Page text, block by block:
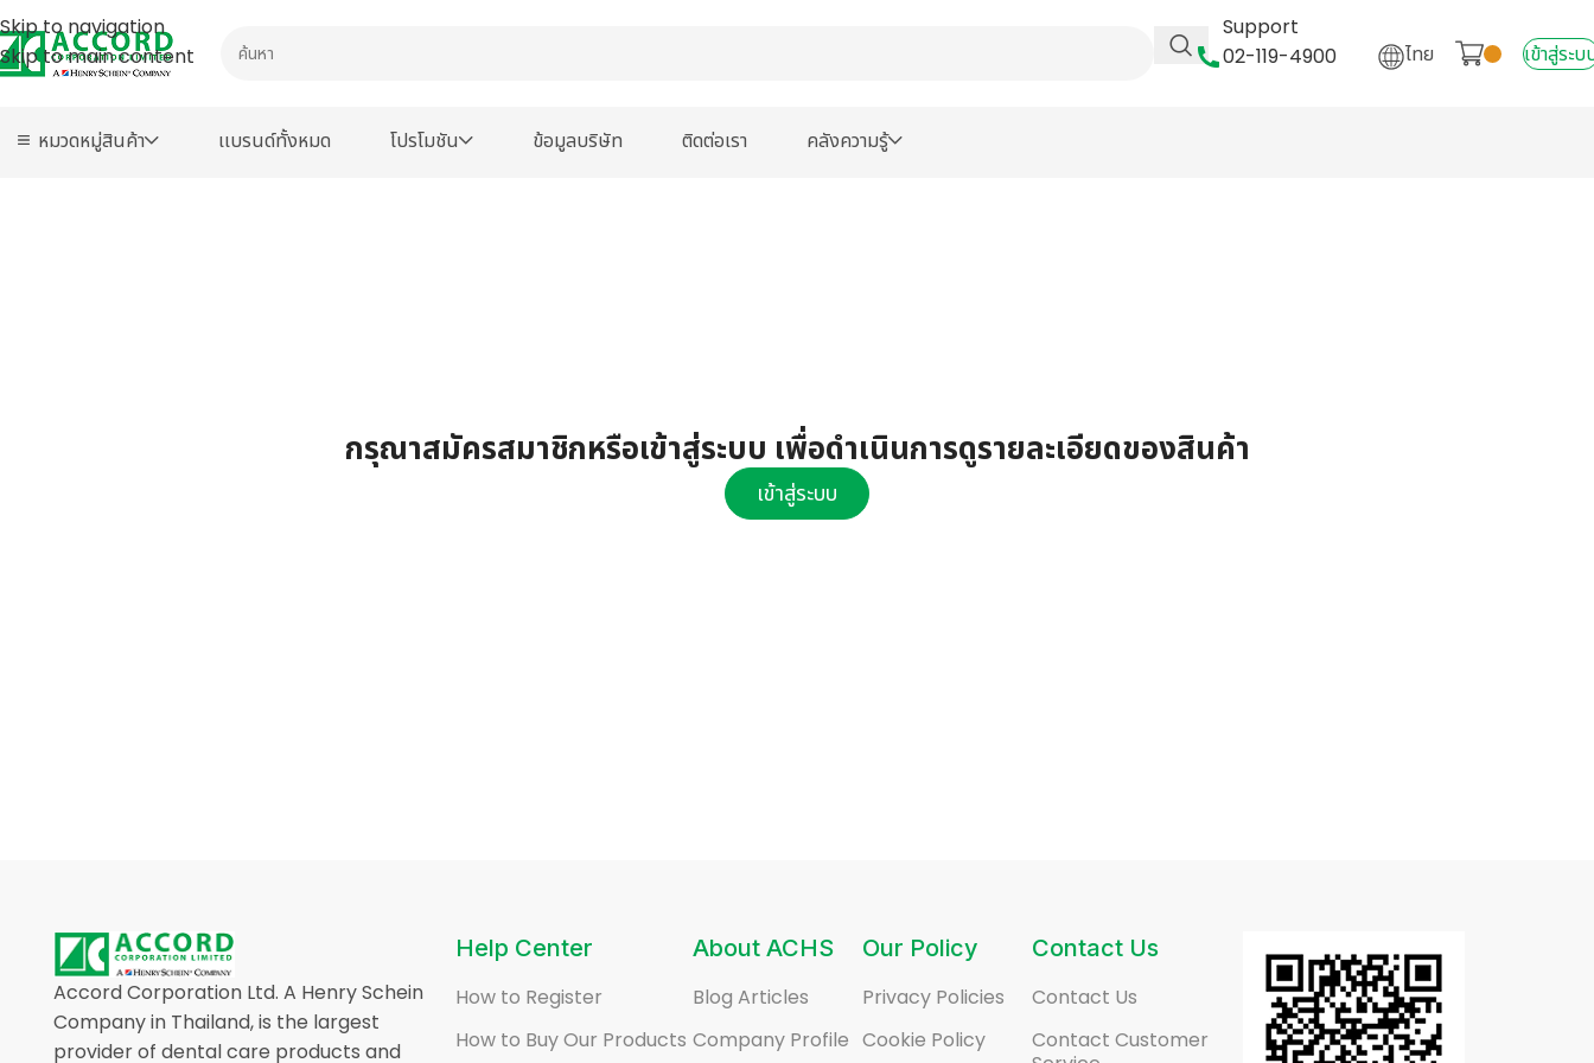
Skip to navigation
Skip to main content
Support
02-119-4900
ไทย เข้าสู่ระบ
หมวดหมู่สินค้า เเบรนด์ทั้งหมด โปรโมชัน ข้อมูลบริษัท ติดต่อเรา คลังความรู้
กรุณาสมัครสมาชิกหรือเข้าสู่ระบบ เพื่อดำเนินการดูรายละเอียดของสินค้า
เข้าสู่ระบบ
Accord Corporation Ltd. A Henry Schein
Company in Thailand, is the largest
provider of dental care products and
Help Center
How to Register
How to Buy Our Products
About ACHS
Blog Articles
Company Profile
Our Policy
Privacy Policies
Cookie Policy
Contact Us
Contact Us
Contact Customer